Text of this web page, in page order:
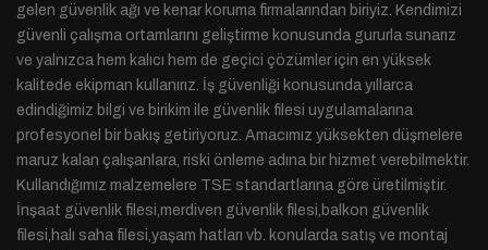
gelen güvenlik ağı ve kenar koruma firmalarından biriyiz. Kendimizi
güvenli çalışma ortamlarını geliştirme konusunda gururla sunarız
ve yalnızca hem kalıcı hem de geçici çözümler için en yüksek
kalitede ekipman kullanırız. İş güvenliği konusunda yıllarca
edindiğimiz bilgi ve birikim ile güvenlik filesi uygulamalarına
profesyonel bir bakış getiriyoruz. Amacımız yüksekten düşmelere
maruz kalan çalışanlara, riski önleme adına bir hizmet verebilmektir.
Kullandığımız malzemelere TSE standartlarına göre üretilmiştir.
İnşaat güvenlik filesi,merdiven güvenlik filesi,balkon güvenlik
filesi,halı saha filesi,yaşam hatları vb. konularda satış ve montaj